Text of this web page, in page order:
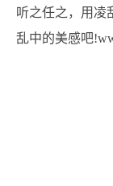
听之任之，用凌
乱中的美感吧